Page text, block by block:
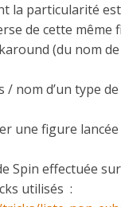
la particularité
de cette même
(du nom
/ nom d’un type
une figure
Spin effectuée
utilisés :